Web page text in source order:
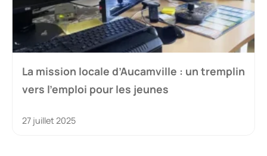
La mission locale d’Aucamville : un tremplin
vers l’emploi pour les jeunes
27 juillet 2025